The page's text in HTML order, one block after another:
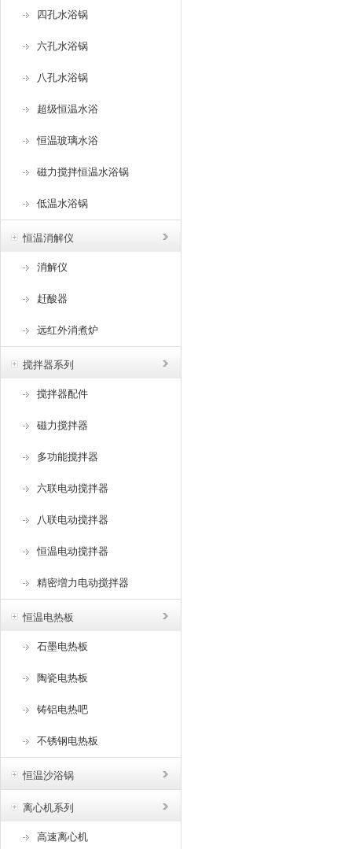
四孔水浴锅
六孔水浴锅
八孔水浴锅
超级恒温水浴
恒温玻璃水浴
磁力搅拌恒温水浴锅
低温水浴锅
恒温消解仪
消解仪
赶酸器
远红外消煮炉
搅拌器系列
搅拌器配件
磁力搅拌器
多功能搅拌器
六联电动搅拌器
八联电动搅拌器
恒温电动搅拌器
精密増力电动搅拌器
恒温电热板
石墨电热板
陶瓷电热板
铸铝电热吧
不锈钢电热板
恒温沙浴锅
离心机系列
高速离心机